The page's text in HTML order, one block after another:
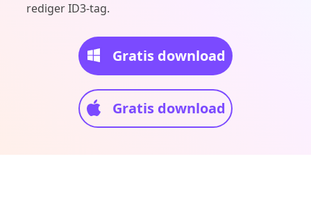
rediger ID3-tag.
Gratis download
Gratis download